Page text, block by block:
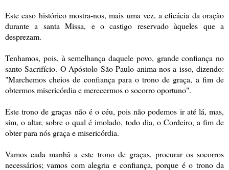
Este caso histórico mostra-nos, mais uma vez, a eficácia da oração
durante a santa Missa, e o castigo reservado àqueles que a
desprezam.
Tenhamos, pois, à semelhança daquele povo, grande confiança no
santo Sacrifício. O Apóstolo São Paulo anima-nos a isso, dizendo:
"Marchemos cheios de confiança para o trono de graça, a fim de
obtermos misericórdia e merecermos o socorro oportuno".
Este trono de graças não é o céu, pois não podemos ir até lá, mas,
sim, o altar, sobre o qual é imolado, todo dia, o Cordeiro, a fim de
obter para nós graça e misericórdia.
Vamos cada manhã a este trono de graças, procurar os socorros
necessários; vamos com alegria e confiança, porque é o trono da